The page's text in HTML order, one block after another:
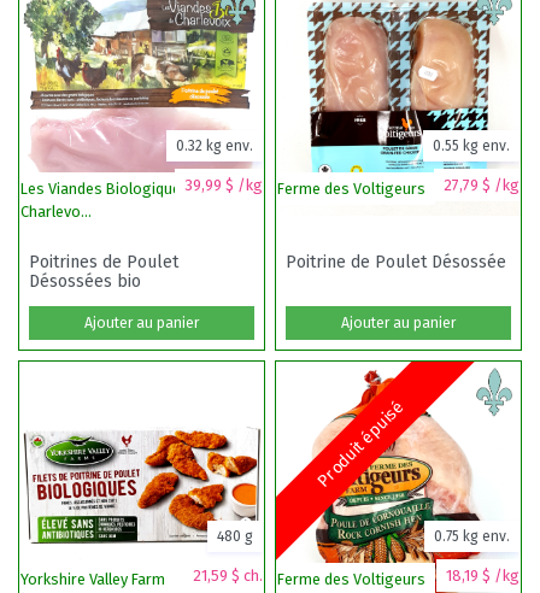
Les Viandes Biologiques de
Charlevo...
39,99 $ /kg
0.32 kg env.
Poitrines de Poulet
Désossées bio
Ajouter au panier
Ferme des Voltigeurs 27,79 $ /kg
0.55 kg env.
Poitrine de Poulet Désossée
Ajouter au panier
Yorkshire Valley Farm 21,59 $ ch.
480 g
Produit épuisé
Ferme des Voltigeurs 18,19 $ /kg
0.75 kg env.